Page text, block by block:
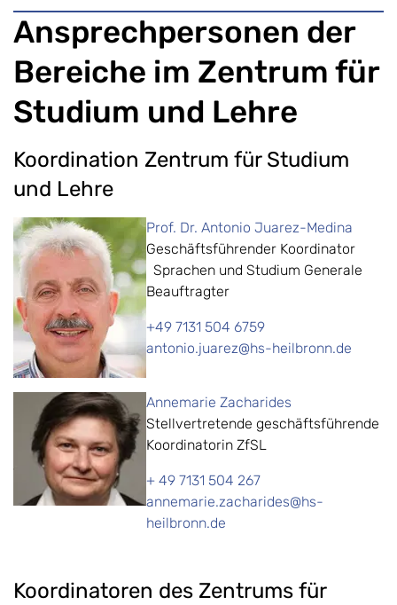
Ansprechpersonen der
Bereiche im Zentrum für
Studium und Lehre
Koordination Zentrum für Studium
und Lehre
Prof. Dr. Antonio Juarez-Medina
Geschäftsführender Koordinator
Sprachen und Studium Generale
Beauftragter
+49 7131 504 6759
antonio.juarez@hs-heilbronn.de
Annemarie Zacharides
Stellvertretende geschäftsführende
Koordinatorin ZfSL
+ 49 7131 504 267
annemarie.zacharides@hs-
heilbronn.de
Koordinatoren des Zentrums für